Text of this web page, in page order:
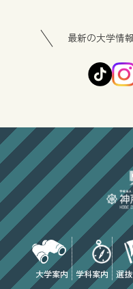
最新の大学情
大学案内 学科案内 選